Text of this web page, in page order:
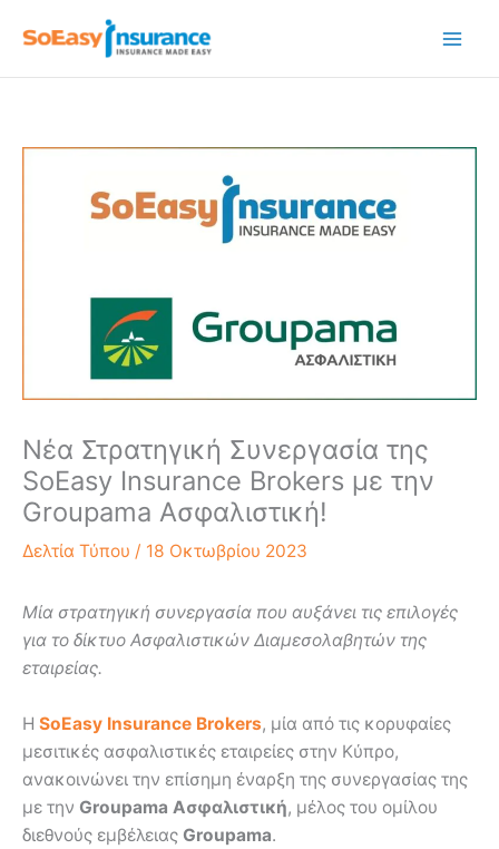
στο
Νέα Στρατηγική Συνεργασία της
SoEasy Insurance Brokers με την
Groupama Ασφαλιστική!
Δελτία Τύπου / 18 Οκτωβρίου 2023
Μία στρατηγική συνεργασία που αυξάνει τις επιλογές
για το δίκτυο Ασφαλιστικών Διαμεσολαβητών της
εταιρείας.
Η SoEasy Insurance Brokers, μία από τις κορυφαίες
μεσιτικές ασφαλιστικές εταιρείες στην Κύπρο,
ανακοινώνει την επίσημη έναρξη της συνεργασίας της
με την Groupama Ασφαλιστική, μέλος του ομίλου
διεθνούς εμβέλειας Groupama.